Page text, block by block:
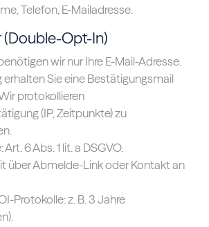
Telefon, E-Mailadresse.
Opt-In)
wir nur Ihre E-Mail-Adresse.
Sie eine Bestätigungsmail
protokollieren
(IP, Zeitpunkte) zu
6 Abs. 1 lit. a DSGVO.
über Abmelde-Link oder Kontakt an
Protokolle: z. B. 3 Jahre